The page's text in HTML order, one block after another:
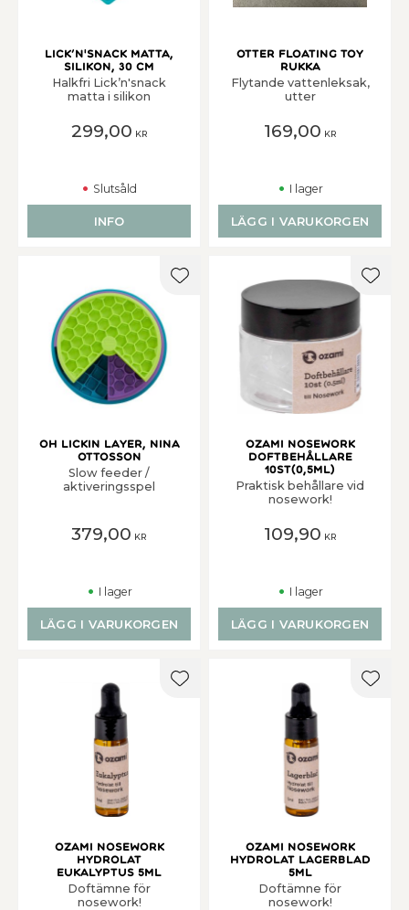
Lick’n'snack matta,
silikon, 30 cm
Halkfri Lick’n'snack
matta i silikon
299,00 KR
Slutsåld
INFO
OTTER FLOATING TOY
Rukka
Flytande vattenleksak,
utter
169,00 KR
I lager
LÄGG I VARUKORGEN
Oh Lickin Layer, Nina
Ottosson
Slow feeder /
aktiveringsspel
379,00 KR
Lägg till i favoriter
I lager
LÄGG I VARUKORGEN
Ozami Nosework
Doftbehållare
10st(0,5ml)
Praktisk behållare vid
nosework!
109,90 KR
I lager
LÄGG I VARUKORGEN
Ozami Nosework
Hydrolat
Eukalyptus 5ml
Doftämne för
nosework!
Lägg till i favoriter
Ozami Nosework
Hydrolat Lagerblad
5ml
Doftämne för
nosework!